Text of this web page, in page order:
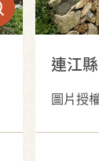
連江
圖片授